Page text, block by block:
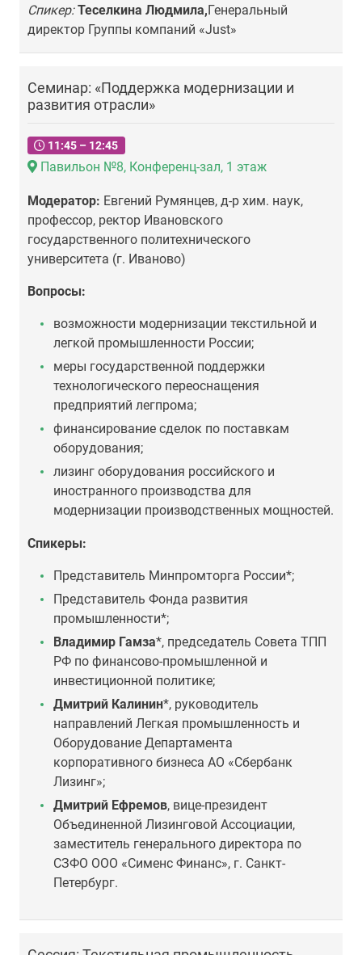
Спикер:Теселкина Людмила,Генеральный
директор Группы компаний «Just»
Семинар: «Поддержка модернизации и
развития отрасли»
11:45 – 12:45
Павильон №8, Конференц-зал, 1 этаж
Модератор: Евгений Румянцев, д-р хим. наук,
профессор, ректор Ивановского
государственного политехнического
университета (г. Иваново)
Вопросы:
возможности модернизации текстильной и
легкой промышленности России;
меры государственной поддержки
технологического переоснащения
предприятий легпрома;
финансирование сделок по поставкам
оборудования;
лизинг оборудования российского и
иностранного производства для
модернизации производственных мощностей.
Спикеры:
Представитель Минпромторга России*;
Представитель Фонда развития
промышленности*;
Владимир Гамза*, председатель Совета ТПП
РФ по финансово-промышленной и
инвестиционной политике;
Дмитрий Калинин*, руководитель
направлений Легкая промышленность и
Оборудование Департамента
корпоративного бизнеса АО «Сбербанк
Лизинг»;
Дмитрий Ефремов, вице-президент
Объединенной Лизинговой Ассоциации,
заместитель генерального директора по
СЗФО ООО «Сименс Финанс», г. Санкт-
Петербург.